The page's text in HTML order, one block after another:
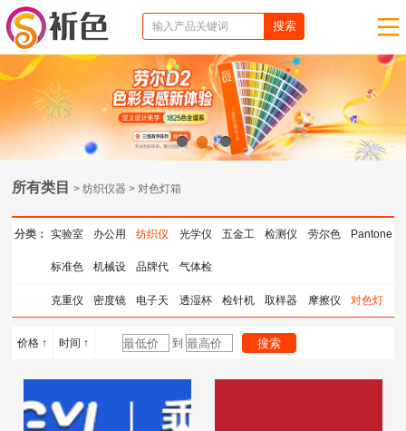
2 3
所有类目> 纺织仪器 > 对色灯箱
分类： 实验室
仪器
办公用
品
纺织仪
器
光学仪
器
五金工 检测仪 劳尔色 Pantone
标准色
卡
机械设
备
品牌代
理
气体检
测仪器
克重仪 密度镜 电子天
平
透湿杯 检针机 取样器 摩擦仪 对色灯
价格 ↑ 时间 ↑ 到